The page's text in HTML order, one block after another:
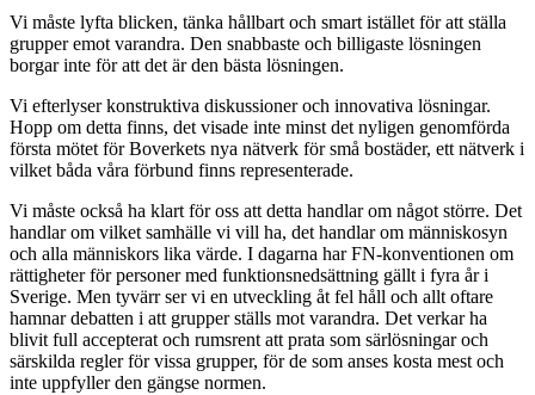
Vi måste lyfta blicken, tänka hållbart och smart istället för att ställa
grupper emot varandra. Den snabbaste och billigaste lösningen
borgar inte för att det är den bästa lösningen.
Vi efterlyser konstruktiva diskussioner och innovativa lösningar.
Hopp om detta finns, det visade inte minst det nyligen genomförda
första mötet för Boverkets nya nätverk för små bostäder, ett nätverk i
vilket båda våra förbund finns representerade.
Vi måste också ha klart för oss att detta handlar om något större. Det
handlar om vilket samhälle vi vill ha, det handlar om människosyn
och alla människors lika värde. I dagarna har FN-konventionen om
rättigheter för personer med funktionsnedsättning gällt i fyra år i
Sverige. Men tyvärr ser vi en utveckling åt fel håll och allt oftare
hamnar debatten i att grupper ställs mot varandra. Det verkar ha
blivit full accepterat och rumsrent att prata som särlösningar och
särskilda regler för vissa grupper, för de som anses kosta mest och
inte uppfyller den gängse normen.